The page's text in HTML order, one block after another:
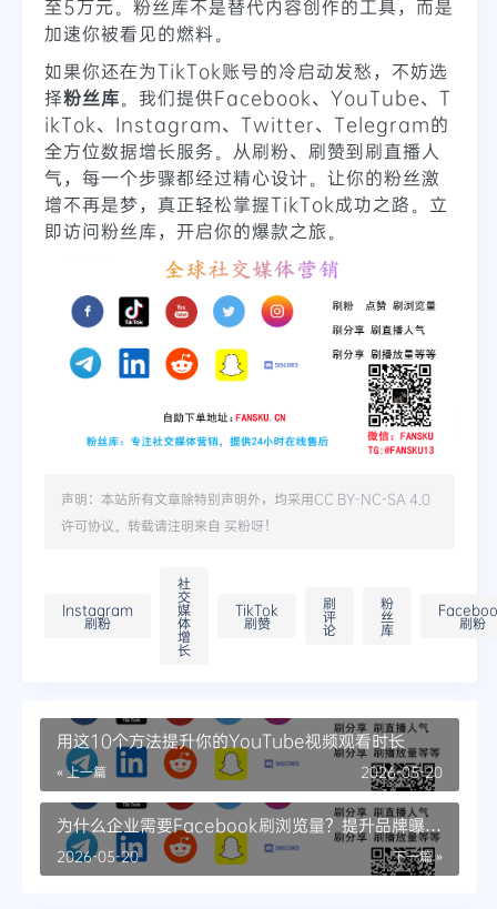
至5万元。粉丝库不是替代内容创作的工具，而是
加速你被看见的燃料。
如果你还在为TikTok账号的冷启动发愁，不妨选
择粉丝库。我们提供Facebook、YouTube、T
ikTok、Instagram、Twitter、Telegram的
全方位数据增长服务。从刷粉、刷赞到刷直播人
气，每一个步骤都经过精心设计。让你的粉丝激
增不再是梦，真正轻松掌握TikTok成功之路。立
即访问粉丝库，开启你的爆款之旅。
声明：本站所有文章除特别声明外，均采用CC BY-NC-SA 4.0
许可协议。转载请注明来自 买粉呀！
Instagram
刷粉
社
交
媒
体
增
长
TikTok
刷赞
刷
评
论
粉
丝
库 刷粉
用这10个方法提升你的YouTube视频观看时长
« 上一篇 2026-05-20
为什么企业需要Facebook刷浏览量？提升品牌曝光
的必备技巧
下一篇 »
2026-05-20